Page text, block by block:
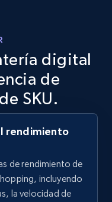
Currency, Initial
digital
de
SKU.
rendimiento
de rendimiento de
incluyendo
la velocidad de